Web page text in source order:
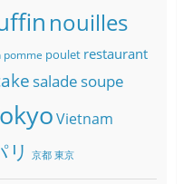
nouilles
pomme poulet restaurant
salade soupe
Vietnam
リ 京都 東京